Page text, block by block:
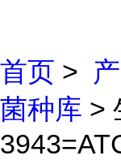
首页 >
菌种库 >